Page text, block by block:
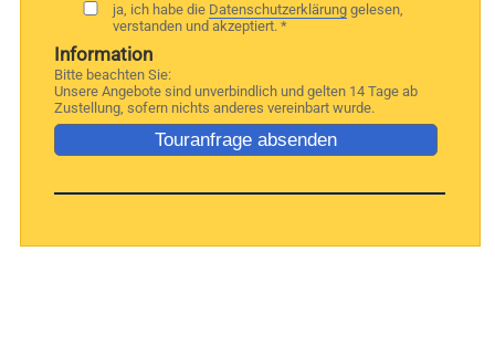
ja, ich habe die Datenschutzerklärung gelesen,
verstanden und akzeptiert. *
Information
Bitte beachten Sie:
Unsere Angebote sind unverbindlich und gelten 14 Tage ab
Zustellung, sofern nichts anderes vereinbart wurde.